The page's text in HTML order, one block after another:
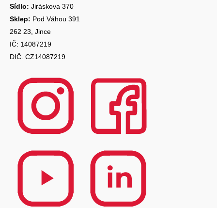
Sídlo: Jiráskova 370
Sklep: Pod Váhou 391
262 23, Jince
IČ: 14087219
DIČ: CZ14087219